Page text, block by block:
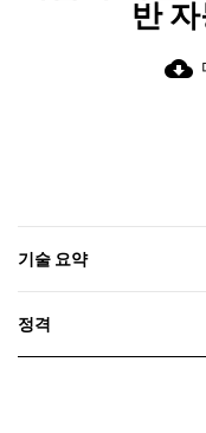
반
cloud_download
기술 요약
정격